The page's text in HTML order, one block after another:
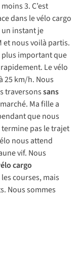
3. C’est
dans le vélo cargo
instant je
et nous voilà partis.
plus important que
Le vélo
25 km/h. Nous
traversonssans
Ma fille a
que nous
pas le trajet
nous attend
vif. Nous
cargo
courses, mais
Nous sommes